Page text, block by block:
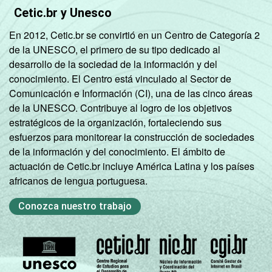
GRAU DE
INSTRUÇÃO
Analfabeto/
Fundamental
1
incompleto
0,83
Fundamental
1
completo
2,09
Fundamental
2
incompleto
Fundamental
2
completo
2,06 6,44
Cetic.br y Unesco
En 2012, Cetic.br se convirtió en un Centro de Categoría 2
de la UNESCO, el primero de su tipo dedicado al
desarrollo de la sociedad de la información y del
conocimiento. El Centro está vinculado al Sector de
Comunicación e Información (CI), una de las cinco áreas
de la UNESCO. Contribuye al logro de los objetivos
estratégicos de la organización, fortaleciendo sus
esfuerzos para monitorear la construcción de sociedades
de la información y del conocimiento. El ámbito de
actuación de Cetic.br incluye América Latina y los países
africanos de lengua portuguesa.
Conozca nuestro trabajo